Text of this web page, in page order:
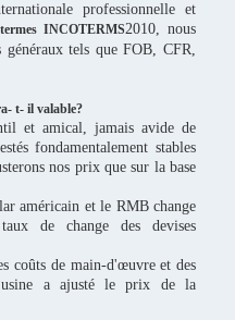
professionnelle et
INCOTERMS2010, nous
généraux tels que FOB, CFR,
t- il valable?
et amical, jamais avide de
fondamentalement stables
nos prix que sur la base
américain et le RMB change
de change des devises
coûts de main-d'œuvre et des
a ajusté le prix de la